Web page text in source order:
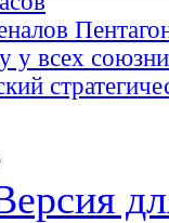
у всех